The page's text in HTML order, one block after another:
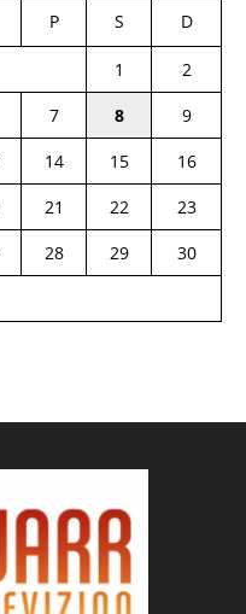
P S D
1
2
7 8
9
14 15
16
21 22
23
28 29
30